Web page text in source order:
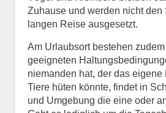
Zuhause und werden nicht den
langen Reise ausgesetzt.
Am Urlaubsort bestehen
geeigneten
niemanden hat, der das eigene
Tiere hüten könnte, findet in
und Umgebung die eine oder